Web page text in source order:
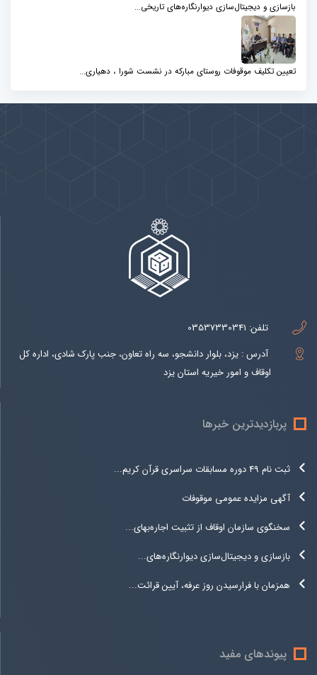
بازسازی و دیجیتال‌سازی دیوارنگاره‌های تاریخی...
تعیین تکلیف موقوفات روستای مبارکه در نشست شورا ، دهیاری...
تلفن: 03537330341
آدرس : یزد، بلوار دانشجو، سه راه تعاون، جنب پارک شادی، اداره کل
اوقاف و امور خیریه استان یزد
پربازدیدترین خبرها
ثبت نام 49 دوره مسابقات سراسری قرآن کریم...
آگهی مزایده عمومی موقوفات
سخنگوی سازمان اوقاف از تثبیت اجاره‌بهای...
بازسازی و دیجیتال‌سازی دیوارنگاره‌های...
همزمان با فرارسیدن روز عرفه، آیین قرائت...
پیوندهای مفید